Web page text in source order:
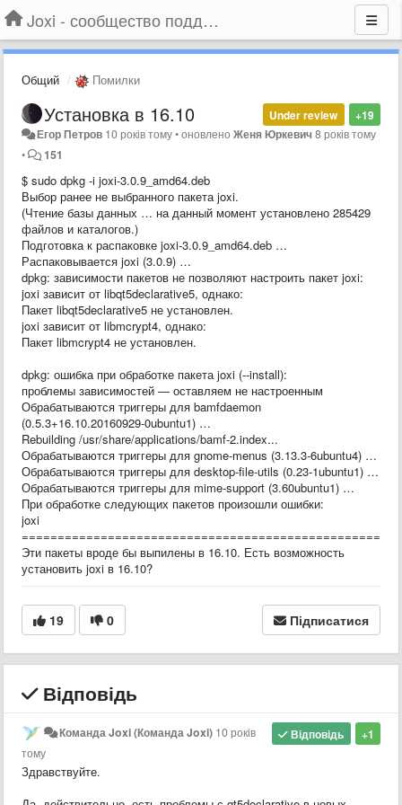
Joxi - сообщество поддержки
Общий Помилки
+19
Under review
Установка в 16.10
Егор Петров 10 років тому•оновленоЖеня Юркевич 8 років тому
•
151
$ sudo dpkg -i joxi-3.0.9_amd64.deb
Выбор ранее не выбранного пакета joxi.
(Чтение базы данных … на данный момент установлено 285429
файлов и каталогов.)
Подготовка к распаковке joxi-3.0.9_amd64.deb …
Распаковывается joxi (3.0.9) …
dpkg: зависимости пакетов не позволяют настроить пакет joxi:
joxi зависит от libqt5declarative5, однако:
Пакет libqt5declarative5 не установлен.
joxi зависит от libmcrypt4, однако:
Пакет libmcrypt4 не установлен.
dpkg: ошибка при обработке пакета joxi (--install):
проблемы зависимостей — оставляем не настроенным
Обрабатываются триггеры для bamfdaemon
(0.5.3+16.10.20160929-0ubuntu1) …
Rebuilding /usr/share/applications/bamf-2.index...
Обрабатываются триггеры для gnome-menus (3.13.3-6ubuntu4) …
Обрабатываются триггеры для desktop-file-utils (0.23-1ubuntu1) …
Обрабатываются триггеры для mime-support (3.60ubuntu1) …
При обработке следующих пакетов произошли ошибки:
joxi
Эти пакеты вроде бы выпилены в 16.10. Есть возможность
установить joxi в 16.10?
19 0 Підписатися
Відповідь
+1
Відповідь
Команда Joxi (Команда Joxi) 10 років
тому
Здравствуйте.